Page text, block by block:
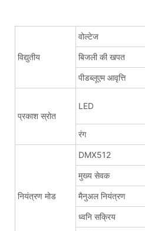
विद्युतीय
वोल्टेज
बिजली की खपत
पीडब्लूएम आवृत्ति
प्रकाश स्रोत
LED
रंग
नियंत्रण मोड
DMX512
मुख्य सेवक
मैनुअल नियंत्रण
ध्वनि सक्रिय